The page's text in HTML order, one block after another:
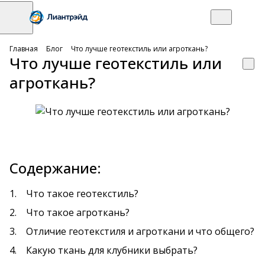
Главная Блог Что лучше геотекстиль или агроткань?
Что лучше геотекстиль или
агроткань?
Содержание:
Что такое геотекстиль?
Что такое агроткань?
Отличие геотекстиля и агроткани и что общего?
Какую ткань для клубники выбрать?